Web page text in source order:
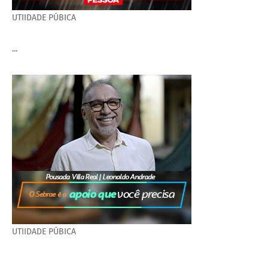
UTIIDADE PÚBICA
...
UTIIDADE PÚBICA